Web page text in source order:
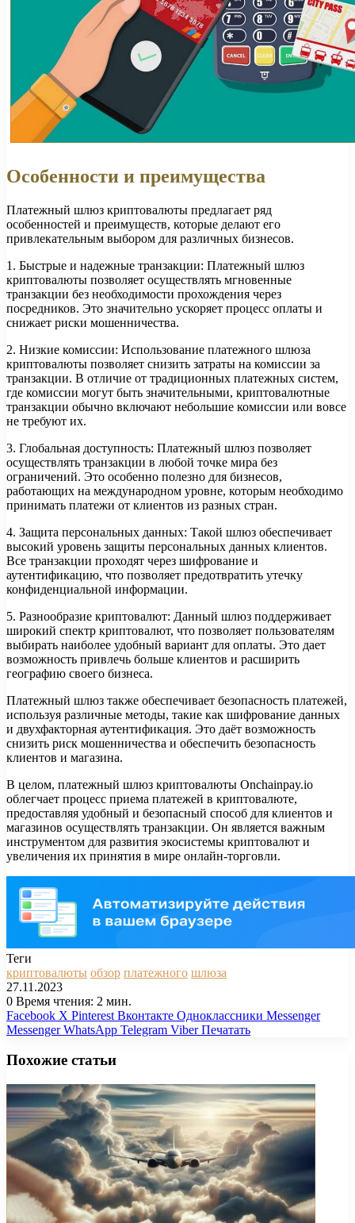
Особенности и преимущества
Платежный шлюз криптовалюты предлагает ряд
особенностей и преимуществ, которые делают его
привлекательным выбором для различных бизнесов.
1. Быстрые и надежные транзакции: Платежный шлюз
криптовалюты позволяет осуществлять мгновенные
транзакции без необходимости прохождения через
посредников. Это значительно ускоряет процесс оплаты и
снижает риски мошенничества.
2. Низкие комиссии: Использование платежного шлюза
криптовалюты позволяет снизить затраты на комиссии за
транзакции. В отличие от традиционных платежных систем,
где комиссии могут быть значительными, криптовалютные
транзакции обычно включают небольшие комиссии или вовсе
не требуют их.
3. Глобальная доступность: Платежный шлюз позволяет
осуществлять транзакции в любой точке мира без
ограничений. Это особенно полезно для бизнесов,
работающих на международном уровне, которым необходимо
принимать платежи от клиентов из разных стран.
4. Защита персональных данных: Такой шлюз обеспечивает
высокий уровень защиты персональных данных клиентов.
Все транзакции проходят через шифрование и
аутентификацию, что позволяет предотвратить утечку
конфиденциальной информации.
5. Разнообразие криптовалют: Данный шлюз поддерживает
широкий спектр криптовалют, что позволяет пользователям
выбирать наиболее удобный вариант для оплаты. Это дает
возможность привлечь больше клиентов и расширить
географию своего бизнеса.
Платежный шлюз также обеспечивает безопасность платежей,
используя различные методы, такие как шифрование данных
и двухфакторная аутентификация. Это даёт возможность
снизить риск мошенничества и обеспечить безопасность
клиентов и магазина.
В целом, платежный шлюз криптовалюты Onchainpay.io
облегчает процесс приема платежей в криптовалюте,
предоставляя удобный и безопасный способ для клиентов и
магазинов осуществлять транзакции. Он является важным
инструментом для развития экосистемы криптовалют и
увеличения их принятия в мире онлайн-торговли.
Теги
криптовалюты обзор платежного шлюза
27.11.2023
0 Время чтения: 2 мин.
Facebook X Pinterest Вконтакте Одноклассники Messenger
Messenger WhatsApp Telegram Viber Печатать
Похожие статьи